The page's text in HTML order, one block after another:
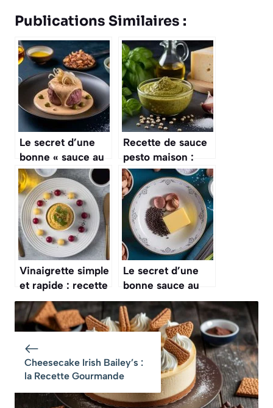
Publications Similaires :
Le secret d’une
bonne « sauce au
poivre vert »,
c’est d’utiliser de
la crème entière
Recette de sauce
pesto maison :
découvrez notre
guide simple
Vinaigrette simple
et rapide : recette
facile
Le secret d’une
bonne sauce au
poivre, c’est de
bien écraser les
grains pour libérer
tous les arômes
Cheesecake Irish Bailey’s :
la Recette Gourmande